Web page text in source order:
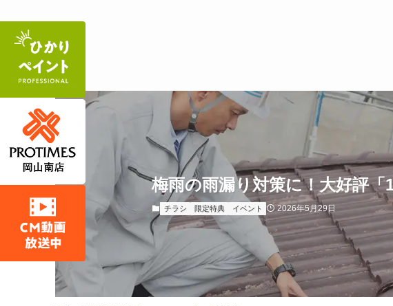
梅雨の雨漏り対策に！大好評「
チラシ 限定特典 イベント 2026年5月29日